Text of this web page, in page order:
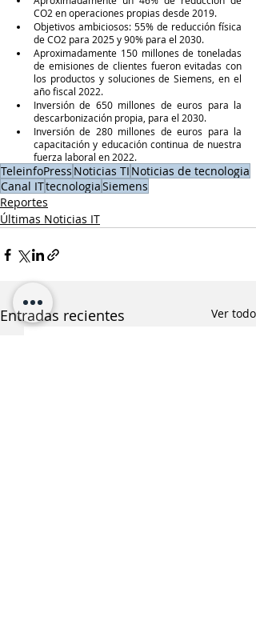
CO2 en operaciones propias desde 2019.
Objetivos ambiciosos: 55% de reducción física
de CO2 para 2025 y 90% para el 2030.
Aproximadamente 150 millones de toneladas
de emisiones de clientes fueron evitadas con
los productos y soluciones de Siemens, en el
año fiscal 2022.
Inversión de 650 millones de euros para la
descarbonización propia, para el 2030.
Inversión de 280 millones de euros para la
capacitación y educación continua de nuestra
fuerza laboral en 2022.
TeleinfoPress Noticias TI Noticias de tecnologia
Canal ITtecnologiaSiemens
Reportes
Últimas Noticias IT
Entradas recientes Ver todo